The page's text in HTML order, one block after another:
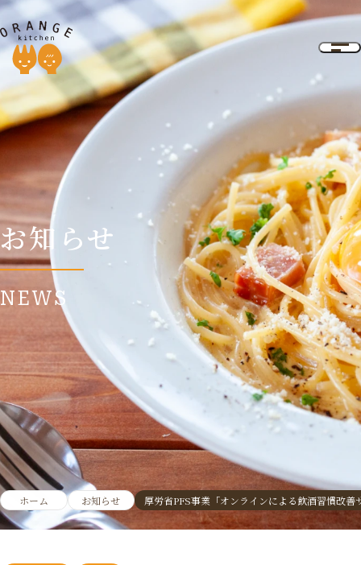
お知らせ
NEWS
ホーム お知らせ 厚労省PFS事業「オンラインによる飲酒習慣改善